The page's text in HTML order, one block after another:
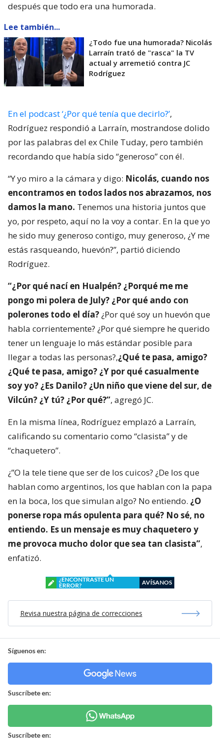
después que todo era una humorada.
Lee también...
¿Todo fue una humorada? Nicolás
Larraín trató de "rasca" la TV
actual y arremetió contra JC
Rodríguez
En el podcast ‘¿Por qué tenía que decirlo?’,
Rodríguez respondió a Larraín, mostrandose dolido
por las palabras del ex Chile Tuday, pero también
recordando que había sido “generoso” con él.
“Y yo miro a la cámara y digo: Nicolás, cuando nos
encontramos en todos lados nos abrazamos, nos
damos la mano. Tenemos una historia juntos que
yo, por respeto, aquí no la voy a contar. En la que yo
he sido muy generoso contigo, muy generoso, ¿Y me
estás rasqueando, huevón?”, partió diciendo
Rodríguez.
“¿Por qué nací en Hualpén? ¿Porqué me me
pongo mi polera de July? ¿Por qué ando con
polerones todo el día?¿Por qué soy un huevón que
habla corrientemente? ¿Por qué siempre he querido
tener un lenguaje lo más estándar posible para
llegar a todas las personas?,¿Qué te pasa, amigo?
¿Qué te pasa, amigo? ¿Y por qué casualmente
soy yo? ¿Es Danilo? ¿Un niño que viene del sur, de
Vilcún? ¿Y tú? ¿Por qué?”, agregó JC.
En la misma línea, Rodríguez emplazó a Larraín,
calificando su comentario como “clasista” y de
“chaquetero”.
¿”O la tele tiene que ser de los cuicos? ¿De los que
hablan como argentinos, los que hablan con la papa
en la boca, los que simulan algo? No entiendo. ¿O
ponerse ropa más opulenta para qué? No sé, no
entiendo. Es un mensaje es muy chaquetero y
me provoca mucho dolor que sea tan clasista”,
enfatizó.
¿ENCONTRASTE UN
ERROR?
AVÍSANOS
Revisa nuestra página de correcciones
Síguenos en:
Suscríbete en:
Suscríbete en: